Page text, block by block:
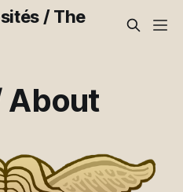
/ The
About